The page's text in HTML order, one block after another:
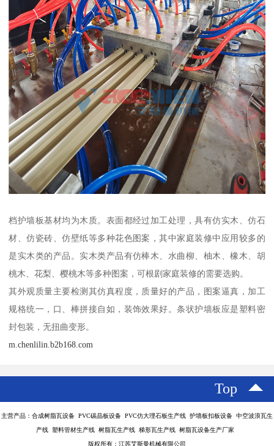
档护墙板基材均为木质。表面都经过加工处理，具有仿实木、仿石
材、仿瓷砖、仿壁纸等多种花色图案，其中家庭装修中应用较多的
是实木类的产品。实木类产品有仿棒木、水曲柳、柚木、橡木、胡
桃木、花梨、樱桃木等多种图案，可根剧家庭装修的需要选购。
其外观质量主要检测其仿真程度，质量好的产品，图案逼真，加工
规格统一，口、棒拼接自如，装饰效果好。条状护墙板应是塑料密
封包装，无扭曲变形。
m.chenlilin.b2b168.com
Top
主营产品：合成树脂瓦设备 PVC碳晶板设备 PVC仿大理石板生产线 护墙板扣板设备 中空波浪瓦生
产线 塑料管材生产线 树脂瓦生产线 梯形瓦生产线 树脂瓦设备生产厂家
版权所有：江苏艾斯曼机械有限公司